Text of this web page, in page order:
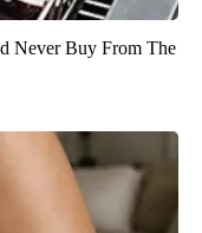
Never Buy From The